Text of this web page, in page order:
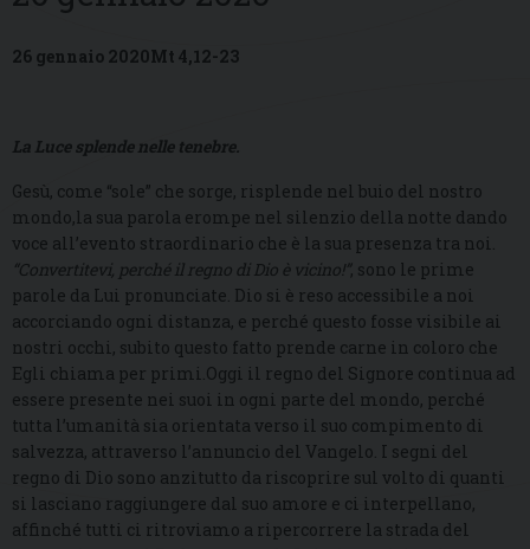
26 gennaio 2020Mt 4,12-23
La Luce splende nelle tenebre.
Gesù, come “sole” che sorge, risplende nel buio del nostro
mondo,la sua parola erompe nel silenzio della notte dando
voce all’evento straordinario che è la sua presenza tra noi.
“Convertitevi, perché il regno di Dio è vicino!”, sono le prime
parole da Lui pronunciate. Dio si è reso accessibile a noi
accorciando ogni distanza, e perché questo fosse visibile ai
nostri occhi, subito questo fatto prende carne in coloro che
Egli chiama per primi.Oggi il regno del Signore continua ad
essere presente nei suoi in ogni parte del mondo, perché
tutta l’umanità sia orientata verso il suo compimento di
salvezza, attraverso l’annuncio del Vangelo. I segni del
regno di Dio sono anzitutto da riscoprire sul volto di quanti
si lasciano raggiungere dal suo amore e ci interpellano,
affinché tutti ci ritroviamo a ripercorrere la strada del